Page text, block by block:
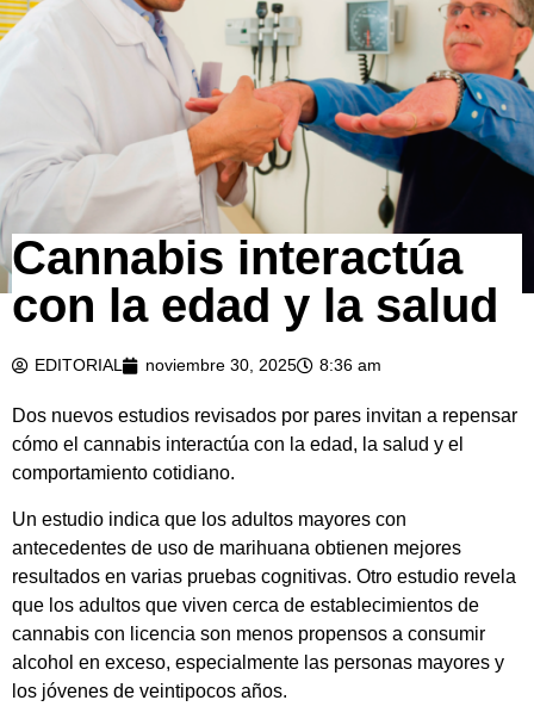
Cannabis interactúa
con la edad y la salud
EDITORIAL noviembre 30, 2025 8:36 am
Dos nuevos estudios revisados ​​por pares invitan a repensar
cómo el cannabis interactúa con la edad, la salud y el
comportamiento cotidiano.
Un estudio indica que los adultos mayores con
antecedentes de uso de marihuana obtienen mejores
resultados en varias pruebas cognitivas. Otro estudio revela
que los adultos que viven cerca de establecimientos de
cannabis con licencia son menos propensos a consumir
alcohol en exceso, especialmente las personas mayores y
los jóvenes de veintipocos años.